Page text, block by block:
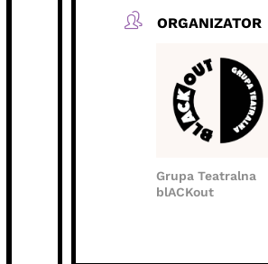
ORGANIZATOR
Grupa Teatralna
blACKout